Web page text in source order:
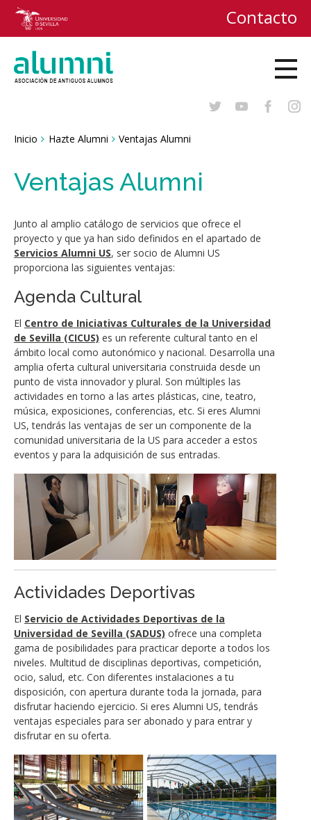
Contacto
Breadcrumbs
You
Inicio Hazte Alumni Ventajas Alumni
Ventajas Alumni
Junto al amplio catálogo de servicios que ofrece el
proyecto y que ya han sido definidos en el apartado de
Servicios Alumni US, ser socio de Alumni US
proporciona las siguientes ventajas:
Agenda Cultural
El Centro de Iniciativas Culturales de la Universidad
de Sevilla (CICUS) es un referente cultural tanto en el
ámbito local como autonómico y nacional. Desarrolla una
amplia oferta cultural universitaria construida desde un
punto de vista innovador y plural. Son múltiples las
actividades en torno a las artes plásticas, cine, teatro,
música, exposiciones, conferencias, etc. Si eres Alumni
US, tendrás las ventajas de ser un componente de la
comunidad universitaria de la US para acceder a estos
eventos y para la adquisición de sus entradas.
Actividades Deportivas
El Servicio de Actividades Deportivas de la
Universidad de Sevilla (SADUS) ofrece una completa
gama de posibilidades para practicar deporte a todos los
niveles. Multitud de disciplinas deportivas, competición,
ocio, salud, etc. Con diferentes instalaciones a tu
disposición, con apertura durante toda la jornada, para
disfrutar haciendo ejercicio. Si eres Alumni US, tendrás
ventajas especiales para ser abonado y para entrar y
disfrutar en su oferta.